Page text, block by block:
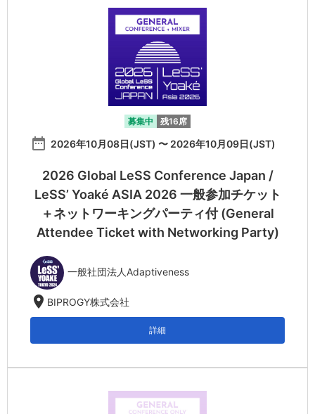
募集中 残16席
date_range 2026年10月08日(JST) 〜 2026年10月09日(JST)
2026 Global LeSS Conference Japan /
LeSS’ Yoaké ASIA 2026 一般参加チケット
＋ネットワーキングパーティ付 (General
Attendee Ticket with Networking Party)
一般社団法人Adaptiveness
location_on BIPROGY株式会社
詳細